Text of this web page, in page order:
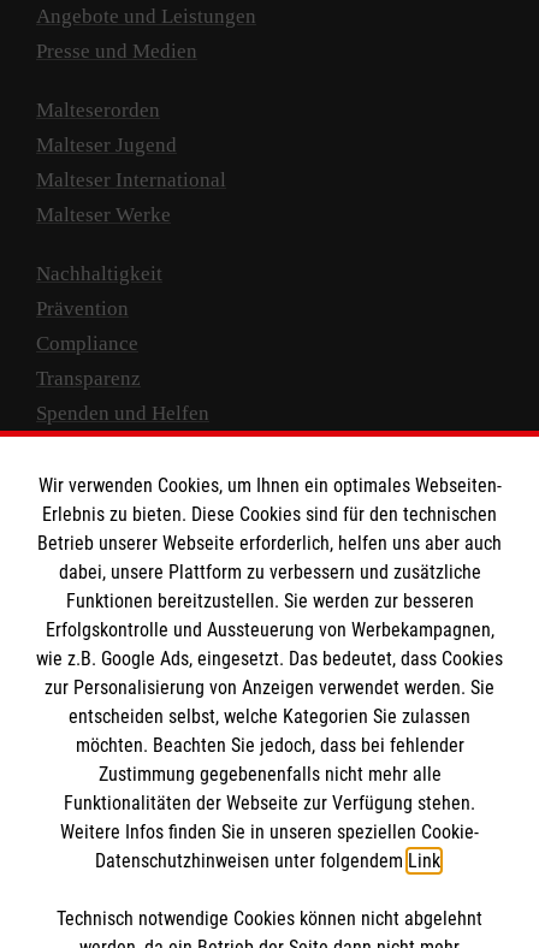
Angebote und Leistungen
Presse und Medien
Malteserorden
Malteser Jugend
Malteser International
Malteser Werke
Nachhaltigkeit
Prävention
Compliance
Transparenz
Spenden und Helfen
Empfänger: Malteser Hilfsdienst e.V.
IBAN: DE10 3706 0120 1201 2000 12
BIC: GENODED 1PA7
Newsletter abonnieren
Cookies verwalten|AGB|Impressum|Datenschutz
Wir verwenden Cookies, um Ihnen ein optimales Webseiten-
Erlebnis zu bieten. Diese Cookies sind für den technischen
Betrieb unserer Webseite erforderlich, helfen uns aber auch
dabei, unsere Plattform zu verbessern und zusätzliche
Funktionen bereitzustellen. Sie werden zur besseren
Erfolgskontrolle und Aussteuerung von Werbekampagnen,
wie z.B. Google Ads, eingesetzt. Das bedeutet, dass Cookies
zur Personalisierung von Anzeigen verwendet werden. Sie
entscheiden selbst, welche Kategorien Sie zulassen
möchten. Beachten Sie jedoch, dass bei fehlender
Zustimmung gegebenenfalls nicht mehr alle
Funktionalitäten der Webseite zur Verfügung stehen.
Weitere Infos finden Sie in unseren speziellen Cookie-
Datenschutzhinweisen unter folgendem Link.
Technisch notwendige Cookies können nicht abgelehnt